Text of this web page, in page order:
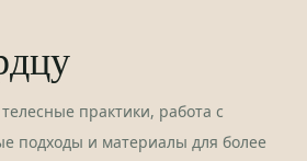
практики, работа с
подходы и материалы для более